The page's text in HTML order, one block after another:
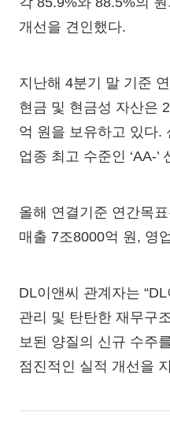
개선을 견인했다.
지난해 4분기 말 기준
현금 및 현금성 자산은
억 원을 보유하고 있다.
업종 최고 수준인 ‘AA-
올해 연결기준 연간목
매출 7조8000억 원, 영
DL이앤씨 관계자는
관리 및 탄탄한 재무구
보된 양질의 신규 수주
점진적인 실적 개선을